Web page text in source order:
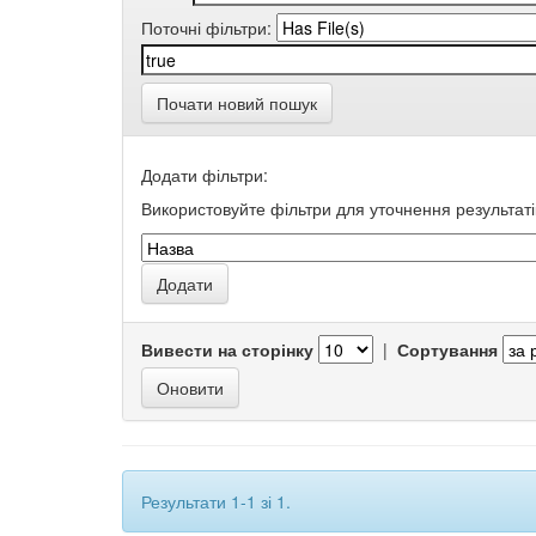
Поточні фільтри:
Почати новий пошук
Додати фільтри:
Використовуйте фільтри для уточнення
Вивести на сторінку | Сортування
Результати 1-1 зі 1.